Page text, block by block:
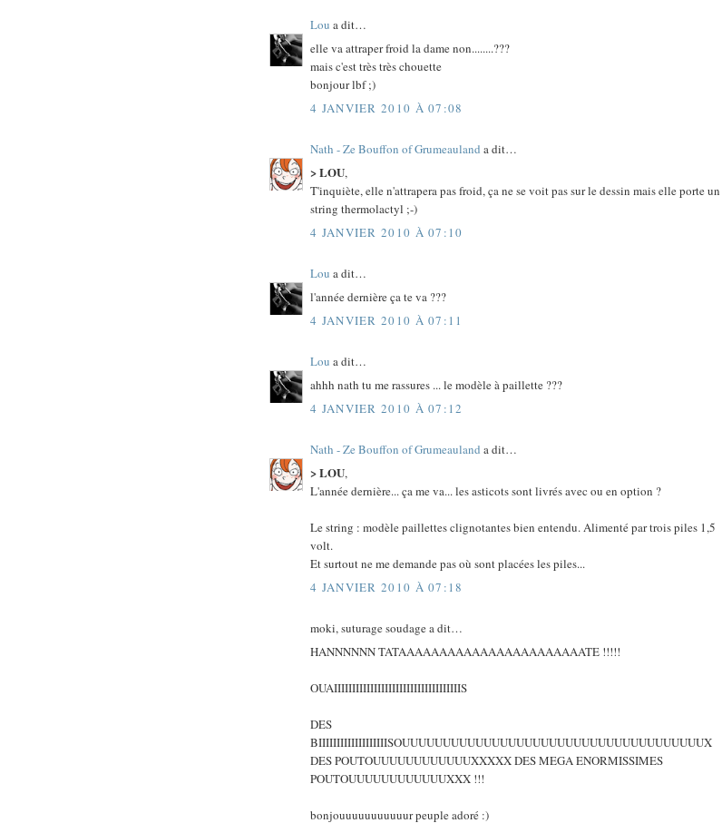
Lou a dit…
elle va attraper froid la dame non........???
mais c'est très très chouette
bonjour lbf ;)
4 JANVIER 2010 À 07:08
Nath - Ze Bouffon of Grumeauland a dit…
> LOU,
T'inquiète, elle n'attrapera pas froid, ça ne se voit pas sur le dessin mais elle porte un
string thermolactyl ;-)
4 JANVIER 2010 À 07:10
Lou a dit…
l'année dernière ça te va ???
4 JANVIER 2010 À 07:11
Lou a dit…
ahhh nath tu me rassures ... le modèle à paillette ???
4 JANVIER 2010 À 07:12
Nath - Ze Bouffon of Grumeauland a dit…
> LOU,
L'année dernière... ça me va... les asticots sont livrés avec ou en option ?
Le string : modèle paillettes clignotantes bien entendu. Alimenté par trois piles 1,5
volt.
Et surtout ne me demande pas où sont placées les piles...
4 JANVIER 2010 À 07:18
moki, suturage soudage a dit…
HANNNNNN TATAAAAAAAAAAAAAAAAAAAAAAATE !!!!!
OUAIIIIIIIIIIIIIIIIIIIIIIIIIIIIIIIIIIIS
DES
BIIIIIIIIIIIIIIIIIIISOUUUUUUUUUUUUUUUUUUUUUUUUUUUUUUUUUUUUUX
DES POUTOUUUUUUUUUUUUXXXXX DES MEGA ENORMISSIMES
POUTOUUUUUUUUUUUUXXX !!!
bonjouuuuuuuuuuur peuple adoré :)